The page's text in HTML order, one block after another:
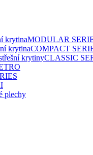
krytinaMODULAR
krytinaCOMPACT
krytinyCLASSIC
plechy